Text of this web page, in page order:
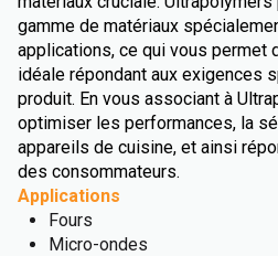
gamme de matériaux
applications, ce qui vous permet
idéale répondant aux exigences
produit. En vous associant à
optimiser les performances, la
appareils de cuisine, et ainsi
des consommateurs.
Applications
Fours
Micro-ondes